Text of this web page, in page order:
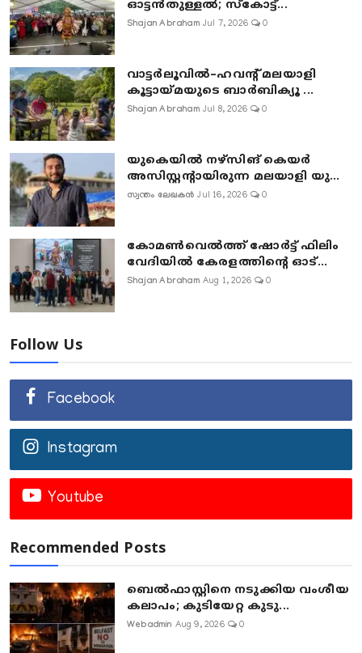
ഓട്ടൻതുള്ളൽ; സ്‌കോട്ട്...
Shajan Abraham Jul 7, 2026 0
വാട്ടർലൂവിൽ–ഹവന്റ് മലയാളി
കൂട്ടായ്മയുടെ ബാർബിക്യൂ ...
Shajan Abraham Jul 8, 2026 0
യുകെയിൽ നഴ്സിങ് കെയർ
അസിസ്റ്റന്റായിരുന്ന മലയാളി യു...
സ്വന്തം ലേഖകൻ Jul 16, 2026 0
കോമൺവെൽത്ത് ഷോർട്ട് ഫിലിം
വേദിയിൽ കേരളത്തിന്റെ ഓട്...
Shajan Abraham Aug 1, 2026 0
Follow Us
Facebook
Instagram
Youtube
Recommended Posts
ബെൽഫാസ്റ്റിനെ നടുക്കിയ വംശീയ
കലാപം; കുടിയേറ്റ കുടു...
Webadmin Aug 9, 2026 0